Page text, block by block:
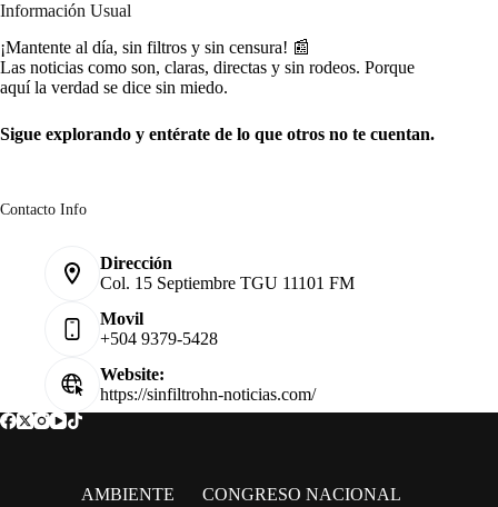
Información Usual
¡Mantente al día, sin filtros y sin censura! 📰
Las noticias como son, claras, directas y sin rodeos. Porque
aquí la verdad se dice sin miedo.
Sigue explorando y entérate de lo que otros no te cuentan.
Contacto Info
Dirección
Col. 15 Septiembre TGU 11101 FM
Movil
+504 9379-5428
Website:
https://sinfiltrohn-noticias.com/
AMBIENTE
CONGRESO NACIONAL